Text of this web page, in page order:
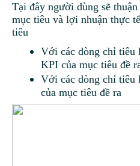
Tại đây người dùng sẽ
mục tiêu và lợi nhuận thực
tiêu
Với các dòng chỉ
KPI của mục tiêu đề
Với các dòng chỉ
của mục tiêu đề ra